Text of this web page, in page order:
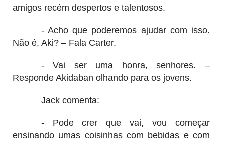
amigos recém despertos e talentosos.
- Acho que poderemos ajudar com isso.
Não é, Aki? – Fala Carter.
- Vai ser uma honra, senhores. –
Responde Akidaban olhando para os jovens.
Jack comenta:
- Pode crer que vai, vou começar
ensinando umas coisinhas com bebidas e com